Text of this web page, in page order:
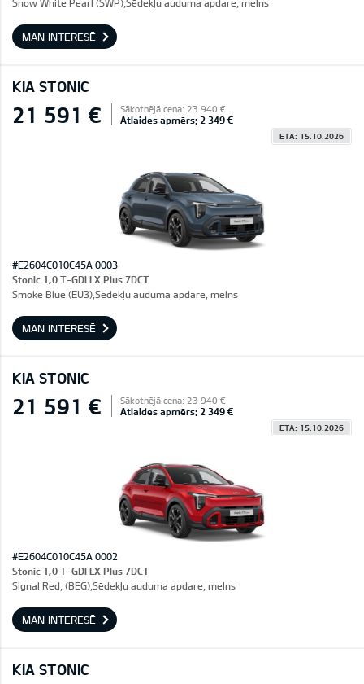
Snow White Pearl (SWP),Sēdekļu auduma apdare, melns
MAN INTERESĒ
KIA STONIC
21 591 € Sākotnējā cena: 23 940 €
Atlaides apmērs: 2 349 €
ETA: 15.10.2026
#E2604C010C45A 0003
Stonic 1,0 T-GDI LX Plus 7DCT
Smoke Blue (EU3),Sēdekļu auduma apdare, melns
MAN INTERESĒ
KIA STONIC
21 591 € Sākotnējā cena: 23 940 €
Atlaides apmērs: 2 349 €
ETA: 15.10.2026
#E2604C010C45A 0002
Stonic 1,0 T-GDI LX Plus 7DCT
Signal Red, (BEG),Sēdekļu auduma apdare, melns
MAN INTERESĒ
KIA STONIC